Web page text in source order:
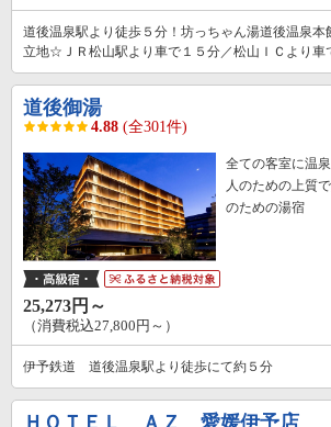
道後温泉駅より徒歩５分！坊っちゃん湯道後温泉本
立地☆ＪＲ松山駅より車で１５分／松山ＩＣより車
道後御湯
4.88 (全301件)
全ての客室に温
人のための上質
のための湯宿
25,273円～
（消費税込27,800円～）
伊予鉄道 道後温泉駅より徒歩にて約５分
ＨＯＴＥＬ ＡＺ 愛媛伊予店